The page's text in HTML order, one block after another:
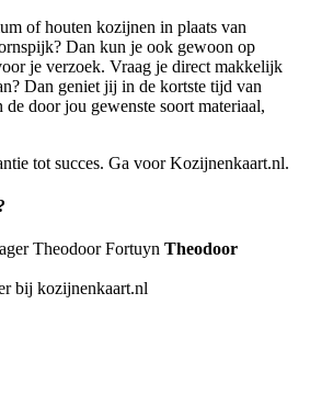
of houten kozijnen in plaats van
Dan kun je ook gewoon op
je verzoek. Vraag je direct makkelijk
Dan geniet jij in de kortste tijd van
door jou gewenste soort materiaal,
tot succes. Ga voor Kozijnenkaart.nl.
Theodoor
bij kozijnenkaart.nl